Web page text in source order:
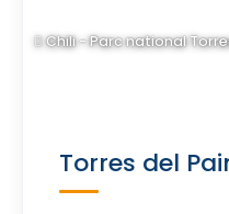
Chili - Parc national
Torres del